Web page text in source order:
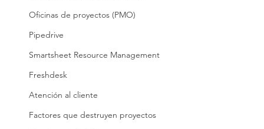
Oficinas de proyectos (PMO)
Pipedrive
Smartsheet Resource Management
Freshdesk
Atención al cliente
Factores que destruyen proyectos